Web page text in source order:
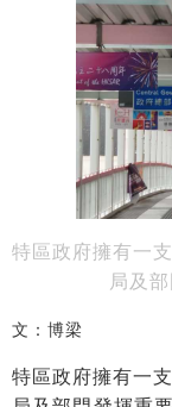
特區政府擁有一
局及
文：博梁
特區政府擁有一